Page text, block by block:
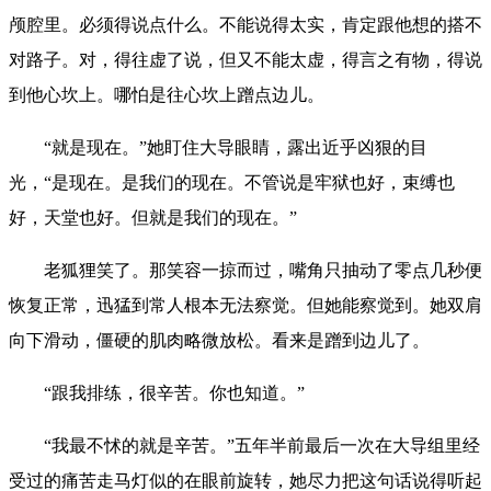
颅腔里。必须得说点什么。不能说得太实，肯定跟他想的搭不
对路子。对，得往虚了说，但又不能太虚，得言之有物，得说
到他心坎上。哪怕是往心坎上蹭点边儿。
“就是现在。”她盯住大导眼睛，露出近乎凶狠的目
光，“是现在。是我们的现在。不管说是牢狱也好，束缚也
好，天堂也好。但就是我们的现在。”
老狐狸笑了。那笑容一掠而过，嘴角只抽动了零点几秒便
恢复正常，迅猛到常人根本无法察觉。但她能察觉到。她双肩
向下滑动，僵硬的肌肉略微放松。看来是蹭到边儿了。
“跟我排练，很辛苦。你也知道。”
“我最不怵的就是辛苦。”五年半前最后一次在大导组里经
受过的痛苦走马灯似的在眼前旋转，她尽力把这句话说得听起